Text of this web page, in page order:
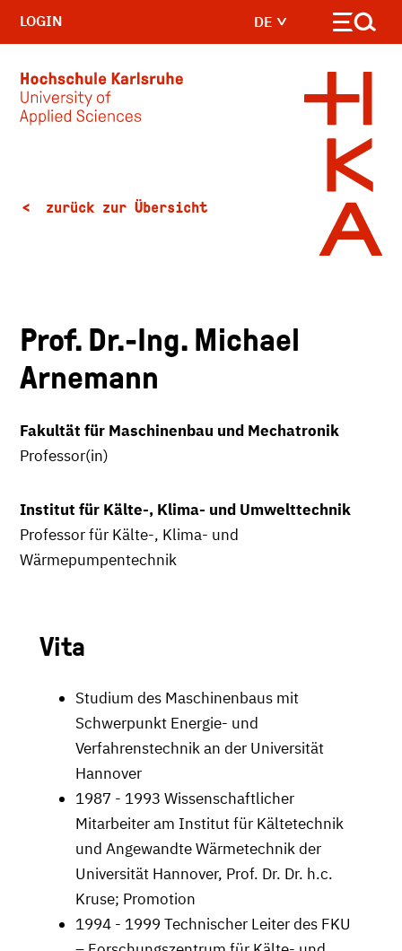
DE
LOGIN
zurück zur Übersicht
Prof. Dr.-Ing. Michael
Arnemann
Fakultät für Maschinenbau und Mechatronik
Professor(in)
Institut für Kälte-, Klima- und Umwelttechnik
Professor für Kälte-, Klima- und
Wärmepumpentechnik
Vita
Studium des Maschinenbaus mit
Schwerpunkt Energie- und
Verfahrenstechnik an der Universität
Hannover
1987 - 1993 Wissenschaftlicher
Mitarbeiter am Institut für Kältetechnik
und Angewandte Wärmetechnik der
Universität Hannover, Prof. Dr. Dr. h.c.
Kruse; Promotion
1994 - 1999 Technischer Leiter des FKU